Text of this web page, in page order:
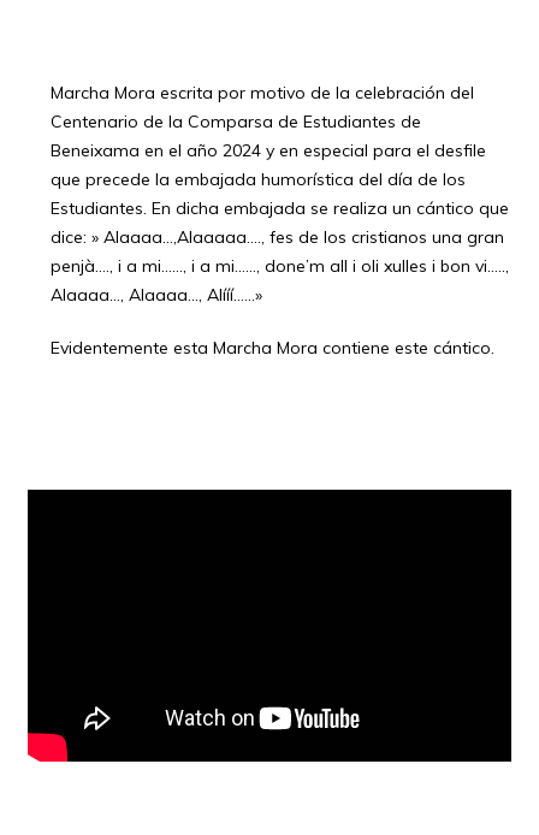
Marcha Mora escrita por motivo de la celebración del
Centenario de la Comparsa de Estudiantes de
Beneixama en el año 2024 y en especial para el desfile
que precede la embajada humorística del día de los
Estudiantes. En dicha embajada se realiza un cántico que
dice: » Alaaaa…,Alaaaaa…., fes de los cristianos una gran
penjà…., i a mi……, i a mi……, done’m all i oli xulles i bon vi…..,
Alaaaa…, Alaaaa…, Alííí……»
Evidentemente esta Marcha Mora contiene este cántico.